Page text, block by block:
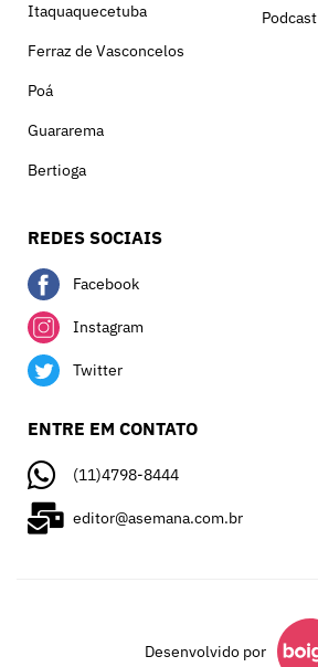
Itaquaquecetuba
Ferraz de Vasconcelos
Poá
Guararema
Bertioga
Podcast
REDES SOCIAIS
Facebook
Instagram
Twitter
ENTRE EM CONTATO
(11)4798-8444
editor@asemana.com.br
Desenvolvido por